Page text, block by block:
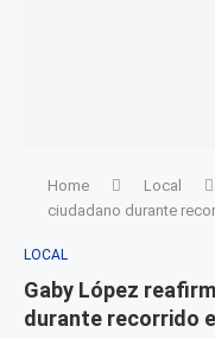
Home Local
ciudadano durante
LOCAL
Gaby López
durante recorrido